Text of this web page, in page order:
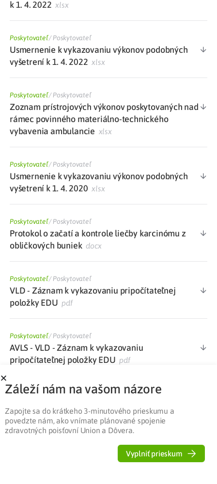
k 1. 4. 2022 xlsx
Poskytovateľ/Poskytovateľ
Usmernenie k vykazovaniu výkonov podobných
vyšetrení k 1. 4. 2022 xlsx
Poskytovateľ/Poskytovateľ
Zoznam prístrojových výkonov poskytovaných nad
rámec povinného materiálno-technického
vybavenia ambulancie xlsx
Poskytovateľ/Poskytovateľ
Usmernenie k vykazovaniu výkonov podobných
vyšetrení k 1. 4. 2020 xlsx
Poskytovateľ/Poskytovateľ
Protokol o začatí a kontrole liečby karcinómu z
obličkových buniekdocx
Poskytovateľ/Poskytovateľ
VLD - Záznam k vykazovaniu pripočítateľnej
položky EDU pdf
Poskytovateľ/Poskytovateľ
AVLS - VLD - Záznam k vykazovaniu
pripočítateľnej položky EDU pdf
Poskytovateľ/Poskytovateľ
pacienta v diabetologickej ambulanciidocx
Zoznam kategorizovaného ŠZM s maximálne
Záleží nám na vašom názore
Zapojte sa do krátkeho 3-minutového prieskumu a
povedzte nám, ako vnímate plánované spojenie
zdravotných poisťovní Union a Dôvera.
Vyplniť prieskum